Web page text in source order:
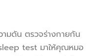
มดัน ตรวจร่างกายกัน
test มาให้คุณหมอ